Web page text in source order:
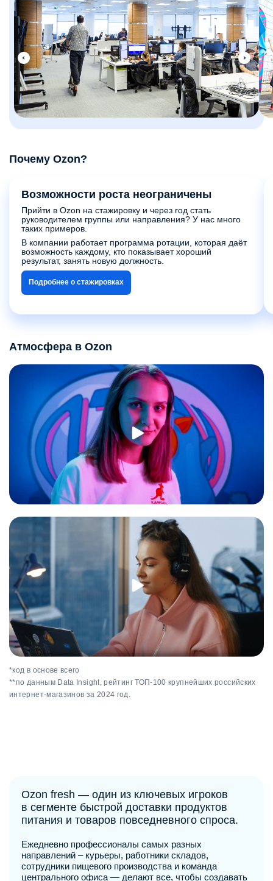
Почему Ozon?
Возможности роста неограничены
Прийти в Ozon на стажировку и через год стать
руководителем группы или направления? У нас много
таких примеров.
В компании работает программа ротации, которая даёт
возможность каждому, кто показывает хороший
результат, занять новую должность.
Подробнее о стажировках
Атмосфера в Ozon
*код в основе всего
**по данным Data Insight, рейтинг ТОП-100 крупнейших российских
интернет-магазинов за 2024 год.
Ozon fresh — один из ключевых игроков
в сегменте быстрой доставки продуктов
питания и товаров повседневного спроса.
Ежедневно профессионалы самых разных
направлений ‒ курьеры, работники складов,
сотрудники пищевого производства и команда
центрального офиса — делают все, чтобы создавать